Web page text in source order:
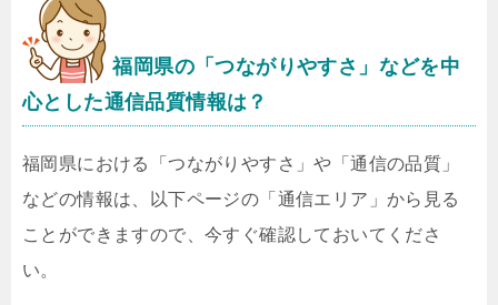
福岡県の「つながりやすさ」などを中
心とした通信品質情報は？
福岡県における「つながりやすさ」や「通信の品質」
などの情報は、以下ページの「通信エリア」から見る
ことができますので、今すぐ確認しておいてくださ
い。